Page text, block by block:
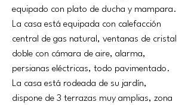
equipado con plato de ducha y mampara.
La casa está equipada con calefacción
central de gas natural, ventanas de cristal
doble con cámara de aire, alarma,
persianas eléctricas, todo pavimentado.
La casa está rodeada de su jardín,
dispone de 3 terrazas muy amplias, zona